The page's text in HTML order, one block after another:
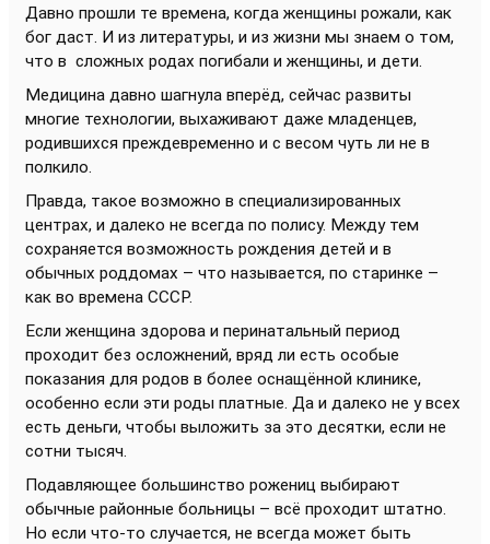
Давно прошли те времена, когда женщины рожали, как
бог даст. И из литературы, и из жизни мы знаем о том,
что в сложных родах погибали и женщины, и дети.
Медицина давно шагнула вперёд, сейчас развиты
многие технологии, выхаживают даже младенцев,
родившихся преждевременно и с весом чуть ли не в
полкило.
Правда, такое возможно в специализированных
центрах, и далеко не всегда по полису. Между тем
сохраняется возможность рождения детей и в
обычных роддомах – что называется, по старинке –
как во времена СССР.
Если женщина здорова и перинатальный период
проходит без осложнений, вряд ли есть особые
показания для родов в более оснащённой клинике,
особенно если эти роды платные. Да и далеко не у всех
есть деньги, чтобы выложить за это десятки, если не
сотни тысяч.
Подавляющее большинство рожениц выбирают
обычные районные больницы – всё проходит штатно.
Но если что-то случается, не всегда может быть